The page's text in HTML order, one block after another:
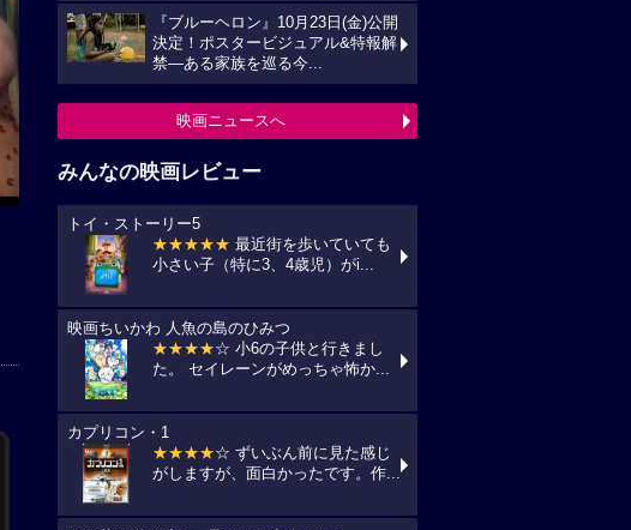
『ブルーヘロン』10月23日(金)公開
決定！ポスタービジュアル&特報解
禁―ある家族を巡る今...
映画ニュースへ
みんなの映画レビュー
トイ・ストーリー5
★★★★★ 最近街を歩いていても
小さい子（特に3、4歳児）がi...
映画ちいかわ 人魚の島のひみつ
★★★★☆ 小6の子供と行きまし
た。 セイレーンがめっちゃ怖か...
カプリコン・1
★★★★☆ ずいぶん前に見た感じ
がしますが、面白かったです。作...